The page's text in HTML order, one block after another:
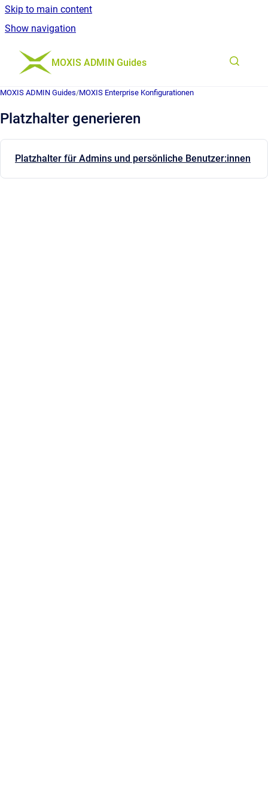
Skip to main content
Show navigation
Go to homepage
MOXIS ADMIN Guides
MOXIS ADMIN Guides/MOXIS Enterprise Konfigurationen
Platzhalter generieren
Platzhalter für Admins und persönliche Benutzer:innen